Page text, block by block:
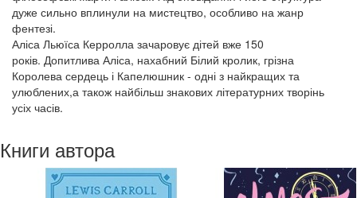
дуже сильно вплинули на мистецтво, особливо на жанр
фентезі.
Аліса Льюїса Керролла зачаровує дітей вже 150
років. Допитлива Аліса, нахабний Білий кролик, грізна
Королева сердець і Капелюшник - одні з найкращих та
улюблених,а також найбільш знакових літературних творінь
усіх часів.
Книги автора